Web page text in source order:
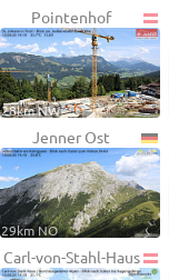
Pointenhof
28km NW
Jenner Ost
29km NO
Carl-von-Stahl-Haus